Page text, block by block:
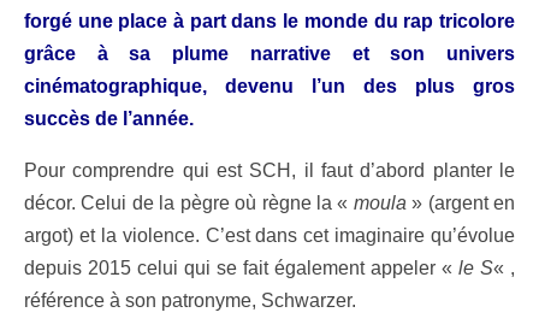
forgé une place à part dans le monde du rap tricolore
grâce à sa plume narrative et son univers
cinématographique, devenu l’un des plus gros
succès de l’année.
Pour comprendre qui est SCH, il faut d’abord planter le
décor. Celui de la pègre où règne la « moula » (argent en
argot) et la violence. C’est dans cet imaginaire qu’évolue
depuis 2015 celui qui se fait également appeler « le S« ,
référence à son patronyme, Schwarzer.